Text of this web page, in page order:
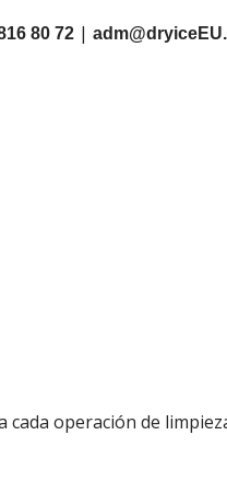
80 72 |
operación de